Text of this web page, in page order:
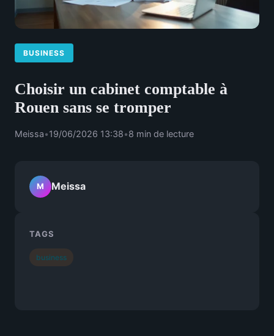
BUSINESS
Choisir un cabinet comptable à
Rouen sans se tromper
Meissa•19/06/2026 13:38•8 min de lecture
M Meissa
TAGS
business